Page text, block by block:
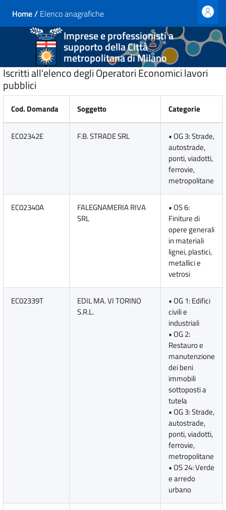
Home/ Elenco anagrafiche
Imprese e professionisti a
supporto della Città
metropolitana di Milano
Iscritti all'elenco degli Operatori Economici lavori
pubblici
Cod. Domanda Soggetto Categorie
EC02342E F.B. STRADE SRL
• OG 3: Strade,
autostrade,
ponti, viadotti,
ferrovie,
metropolitane
EC02340A
FALEGNAMERIA RIVA
SRL
• OS 6:
Finiture di
opere generali
in materiali
lignei, plastici,
metallici e
vetrosi
EC02339T
EDIL MA. VI TORINO
S.R.L.
• OG 1: Edifici
civili e
industriali
• OG 2:
Restauro e
manutenzione
dei beni
immobili
sottoposti a
tutela
• OG 3: Strade,
autostrade,
ponti, viadotti,
ferrovie,
metropolitane
• OS 24: Verde
e arredo
urbano